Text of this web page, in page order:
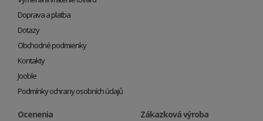
Doprava a platba
Dotazy
Obchodné podmienky
Kontakty
Jooble
Podmínky ochrany osobních údajů
Ocenenia Zákazková výroba